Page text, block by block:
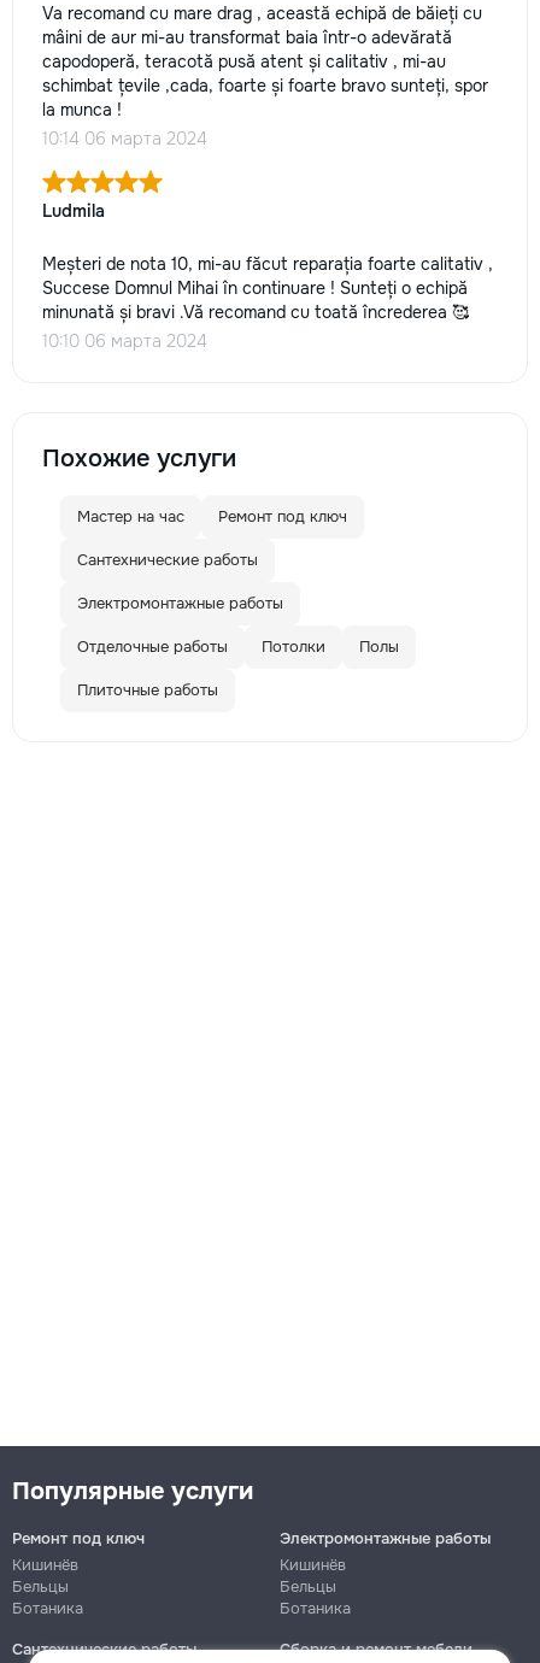
Va recomand cu mare drag , această echipă de băieți cu
mâini de aur mi-au transformat baia într-o adevărată
capodoperă, teracotă pusă atent și calitativ , mi-au
schimbat țevile ,cada, foarte și foarte bravo sunteți, spor
la munca !
10:14 06 марта 2024
Ludmila
Meșteri de nota 10, mi-au făcut reparația foarte calitativ ,
Succese Domnul Mihai în continuare ! Sunteți o echipă
minunată și bravi .Vă recomand cu toată încrederea 🥰
10:10 06 марта 2024
Похожие услуги
Мастер на час Ремонт под ключ
Сантехнические работы
Электромонтажные работы
Отделочные работы Потолки Полы
Плиточные работы
Популярные услуги
Ремонт под ключ
Кишинёв
Бельцы
Ботаника
Электромонтажные работы
Кишинёв
Бельцы
Ботаника
Сантехнические работы
Сборка и ремонт мебели